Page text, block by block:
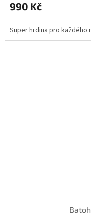
990 Kč
Super hrdina pro každého